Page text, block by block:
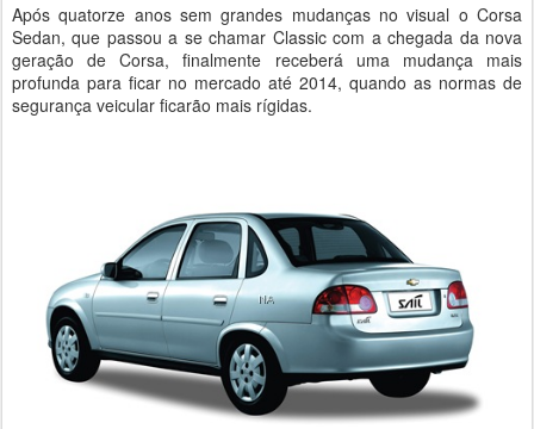
Após quatorze anos sem grandes mudanças no visual o Corsa
Sedan, que passou a se chamar Classic com a chegada da nova
geração de Corsa, finalmente receberá uma mudança mais
profunda para ficar no mercado até 2014, quando as normas de
segurança veicular ficarão mais rígidas.